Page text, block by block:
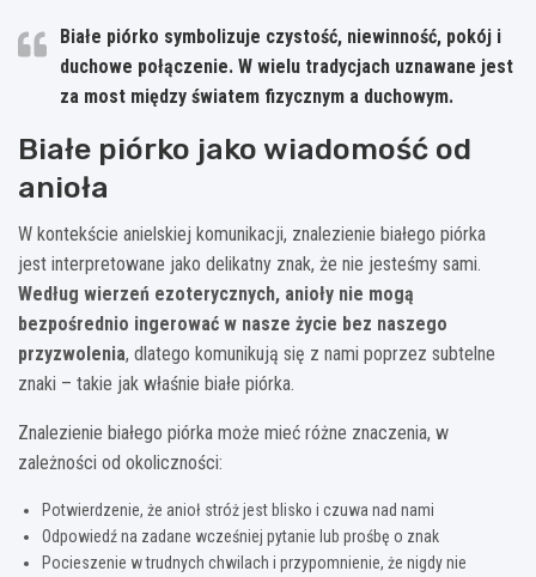
Białe piórko symbolizuje czystość, niewinność, pokój i
duchowe połączenie. W wielu tradycjach uznawane jest
za most między światem fizycznym a duchowym.
Białe piórko jako wiadomość od
anioła
W kontekście anielskiej komunikacji, znalezienie białego piórka
jest interpretowane jako delikatny znak, że nie jesteśmy sami.
Według wierzeń ezoterycznych, anioły nie mogą
bezpośrednio ingerować w nasze życie bez naszego
przyzwolenia, dlatego komunikują się z nami poprzez subtelne
znaki – takie jak właśnie białe piórka.
Znalezienie białego piórka może mieć różne znaczenia, w
zależności od okoliczności:
Potwierdzenie, że anioł stróż jest blisko i czuwa nad nami
Odpowiedź na zadane wcześniej pytanie lub prośbę o znak
Pocieszenie w trudnych chwilach i przypomnienie, że nigdy nie